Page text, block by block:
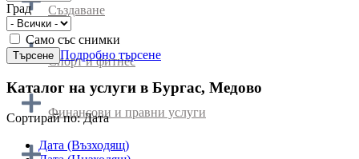
Създаване
Спорт и фитнес
Финансови и правни услуги
Град
Само със снимки
Подробно търсене
Каталог на услуги в Бургас, Медово
Cортирай по:Дата
Дата (Възходящ)